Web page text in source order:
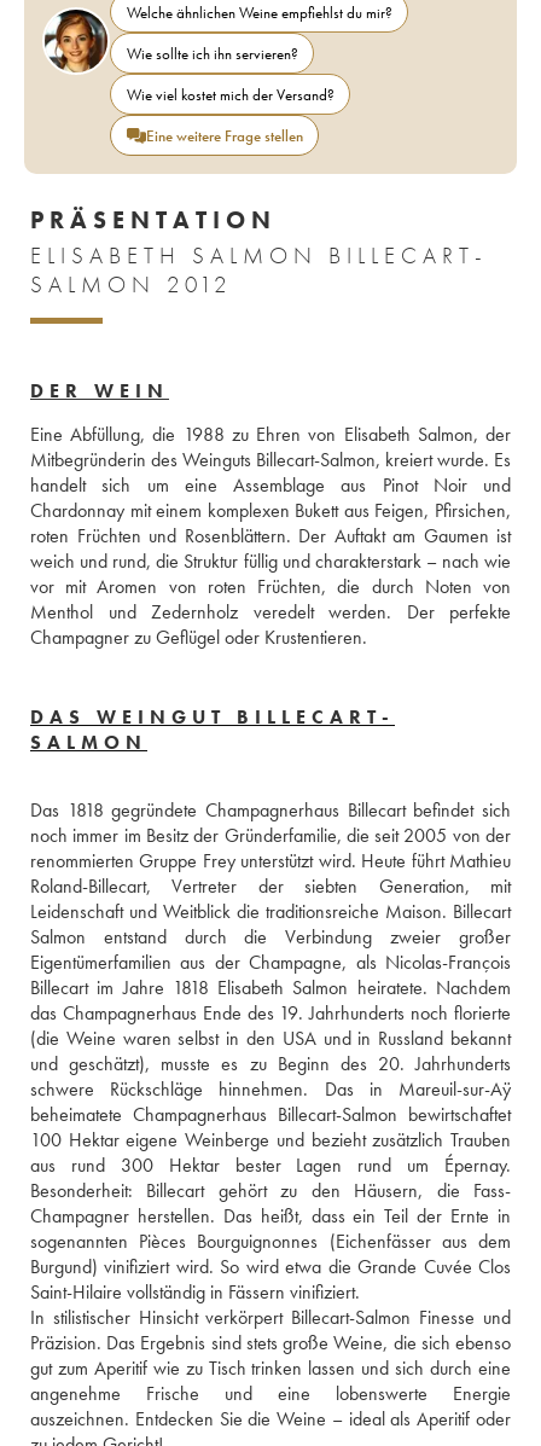
Welche ähnlichen Weine empfiehlst du mir?
Wie sollte ich ihn servieren?
Wie viel kostet mich der Versand?
Eine weitere Frage stellen
PRÄSENTATION
ELISABETH SALMON BILLECART-
SALMON 2012
DER WEIN
Eine Abfüllung, die 1988 zu Ehren von Elisabeth Salmon, der
Mitbegründerin des Weinguts Billecart-Salmon, kreiert wurde. Es
handelt sich um eine Assemblage aus Pinot Noir und
Chardonnay mit einem komplexen Bukett aus Feigen, Pfirsichen,
roten Früchten und Rosenblättern. Der Auftakt am Gaumen ist
weich und rund, die Struktur füllig und charakterstark – nach wie
vor mit Aromen von roten Früchten, die durch Noten von
Menthol und Zedernholz veredelt werden. Der perfekte
DAS WEINGUT BILLECART-
SALMON
Das 1818 gegründete Champagnerhaus Billecart befindet sich
noch immer im Besitz der Gründerfamilie, die seit 2005 von der
renommierten Gruppe Frey unterstützt wird. Heute führt Mathieu
Roland-Billecart, Vertreter der siebten Generation, mit
Leidenschaft und Weitblick die traditionsreiche Maison. Billecart
Salmon entstand durch die Verbindung zweier großer
Eigentümerfamilien aus der Champagne, als Nicolas-François
Billecart im Jahre 1818 Elisabeth Salmon heiratete. Nachdem
das Champagnerhaus Ende des 19. Jahrhunderts noch florierte
(die Weine waren selbst in den USA und in Russland bekannt
und geschätzt), musste es zu Beginn des 20. Jahrhunderts
schwere Rückschläge hinnehmen. Das in Mareuil-sur-Aÿ
beheimatete Champagnerhaus Billecart-Salmon bewirtschaftet
100 Hektar eigene Weinberge und bezieht zusätzlich Trauben
aus rund 300 Hektar bester Lagen rund um Épernay.
Besonderheit: Billecart gehört zu den Häusern, die Fass-
Champagner herstellen. Das heißt, dass ein Teil der Ernte in
sogenannten Pièces Bourguignonnes (Eichenfässer aus dem
Burgund) vinifiziert wird. So wird etwa die Grande Cuvée Clos
Saint-Hilaire vollständig in Fässern vinifiziert.
In stilistischer Hinsicht verkörpert Billecart-Salmon Finesse und
Präzision. Das Ergebnis sind stets große Weine, die sich ebenso
gut zum Aperitif wie zu Tisch trinken lassen und sich durch eine
angenehme Frische und eine lobenswerte Energie
auszeichnen. Entdecken Sie die Weine – ideal als Aperitif oder